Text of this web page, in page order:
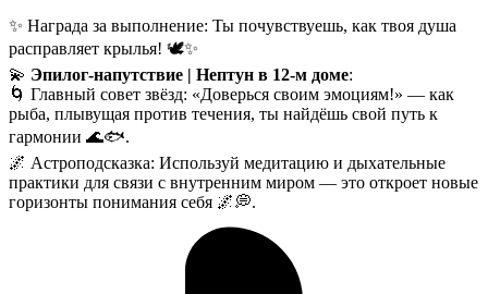
✨ Награда за выполнение: Ты почувствуешь, как твоя душа
расправляет крылья! 🕊️✨
💫 Эпилог-напутствие | Нептун в 12-м доме:
🌀 Главный совет звёзд: «Доверься своим эмоциям!» — как
рыба, плывущая против течения, ты найдёшь свой путь к
гармонии 🌊🐟.
🌌 Астроподсказка: Используй медитацию и дыхательные
практики для связи с внутренним миром — это откроет новые
горизонты понимания себя 🌌💭.